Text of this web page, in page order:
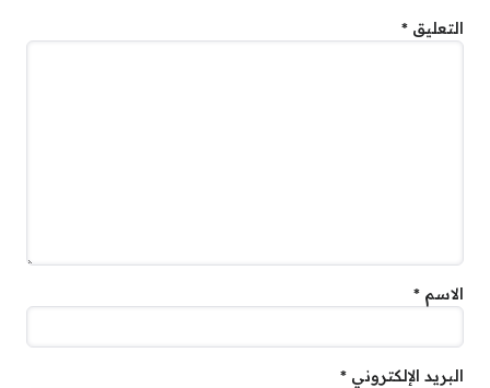
التعليق *
الاسم *
البريد الإلكتروني *